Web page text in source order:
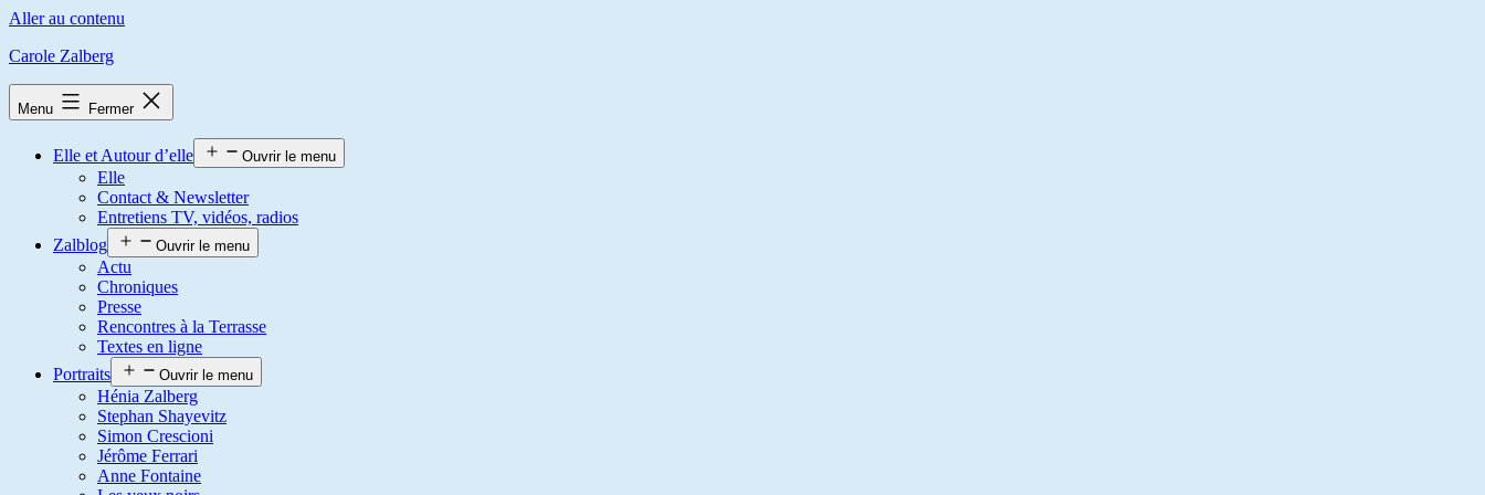
Aller au contenu
Carole Zalberg
Menu Fermer
Elle et Autour d’elle Ouvrir le menu
Elle
Contact & Newsletter
Entretiens TV, vidéos, radios
Zalblog
Ouvrir le menu
Actu
Chroniques
Presse
Rencontres à la Terrasse
Textes en ligne
Portraits
Ouvrir le menu
Hénia Zalberg
Stephan Shayevitz
Simon Crescioni
Jérôme Ferrari
Anne Fontaine